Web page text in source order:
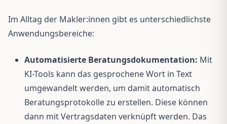
Im Alltag der Makler:innen gibt es unterschiedlichste
Anwendungsbereiche:
Automatisierte Beratungsdokumentation: Mit
KI-Tools kann das gesprochene Wort in Text
umgewandelt werden, um damit automatisch
Beratungsprotokolle zu erstellen. Diese können
dann mit Vertragsdaten verknüpft werden. Das